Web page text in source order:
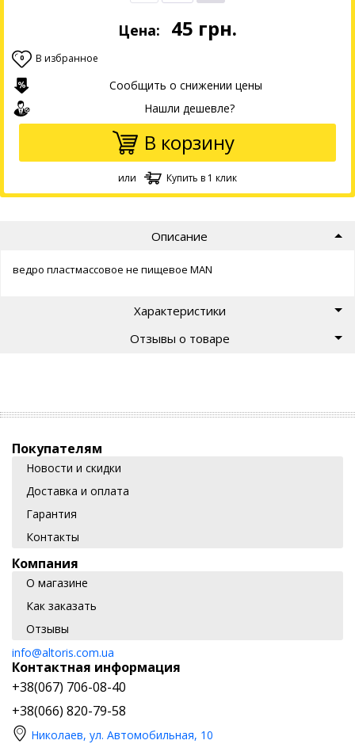
Цена: 45 грн.
0 В избранное
Сообщить о снижении цены
Нашли дешевле?
В корзину
или Купить в 1 клик
Описание
ведро пластмассовое не пищевое MAN
Характеристики
Отзывы о товаре
Покупателям
Новости и скидки
Доставка и оплата
Гарантия
Контакты
Компания
О магазине
Как заказать
Отзывы
info@altoris.com.ua
Контактная информация
+38(067) 706-08-40
+38(066) 820-79-58
Николаев, ул. Автомобильная, 10